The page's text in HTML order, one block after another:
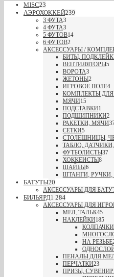
MISC23
АЭРОХОККЕЙ239
3 ФУТА3
4 ФУТА3
5 ФУТОВ14
6 ФУТОВ2
АКСЕССУАРЫ /
БИТЫ,
ВЕНТИЛЯТОРЫ5
ВОРОТА3
ЖЕТОНЫ2
ИГРОВОЕ ПОЛЕ4
КОМПЛЕКТЫ ДЛЯ
МЯЧИ15
ПОДСТАВКИ1
ПОДШИПНИКИ2
РАКЕТКИ, МЯЧИ
СЕТКИ5
СТОЛЕШНИЦЫ,
ТАБЛО,
ФУТБОЛИСТЫ37
ХОККЕИСТЫ8
ШАЙБЫ6
ШТАНГИ,
БАТУТЫ20
АКСЕССУАРЫ ДЛЯ
БИЛЬЯРД1 284
АКСЕССУАРЫ ДЛЯ
МЕЛ, ТАЛЬК45
НАКЛЕЙКИ185
КОЛПАЧКИ
НА РЕЗЬБЕ
ПЕНАЛЫ ДЛЯ
ПЕРЧАТКИ23
ПРИЗЫ,